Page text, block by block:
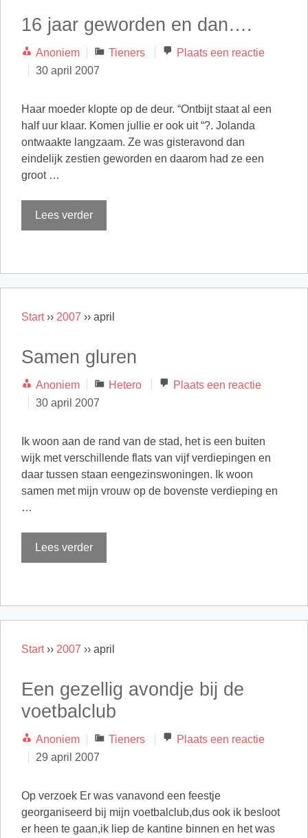
16 jaar geworden en dan….
Anoniem Categorieën
Tieners
Plaats een reactie
30 april 2007
Haar moeder klopte op de deur. “Ontbijt staat al een
half uur klaar. Komen jullie er ook uit “?. Jolanda
ontwaakte langzaam. Ze was gisteravond dan
eindelijk zestien geworden en daarom had ze een
groot …
Lees verder
Start›› 2007 ›› april
Samen gluren
Anoniem Categorieën
Hetero
Plaats een reactie
30 april 2007
Ik woon aan de rand van de stad, het is een buiten
wijk met verschillende flats van vijf verdiepingen en
daar tussen staan eengezinswoningen. Ik woon
samen met mijn vrouw op de bovenste verdieping en
…
Lees verder
Start›› 2007 ›› april
Een gezellig avondje bij de
voetbalclub
Anoniem Categorieën
Tieners
Plaats een reactie
29 april 2007
Op verzoek Er was vanavond een feestje
georganiseerd bij mijn voetbalclub,dus ook ik besloot
er heen te gaan,ik liep de kantine binnen en het was